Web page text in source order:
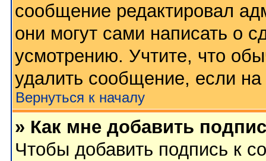
сообщение редактировал
они могут сами написать о
усмотрению. Учтите, что
удалить сообщение, если на
Вернуться к началу
» Как мне добавить
Чтобы добавить подпись к